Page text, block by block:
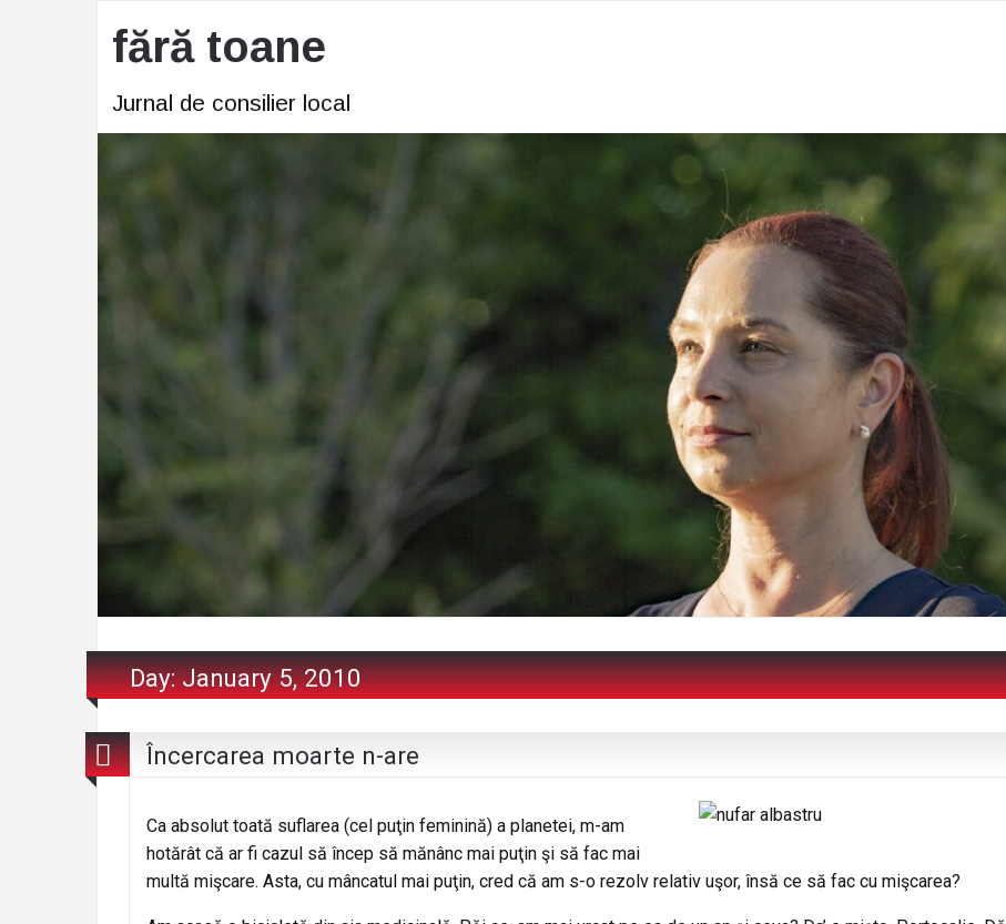
fără toane
Jurnal de consilier local
Day:January 5, 2010
Încercarea moarte n-are
Ca absolut toată suflarea (cel puţin feminină) a planetei, m-am
hotărât că ar fi cazul să încep să mănânc mai puţin şi să fac mai
multă mişcare. Asta, cu mâncatul mai puţin, cred că am s-o rezolv relativ uşor, însă ce să fac cu mişcarea?